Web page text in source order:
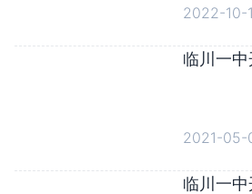
系列活动
2022-10-
临川一
2021-05-
临川一